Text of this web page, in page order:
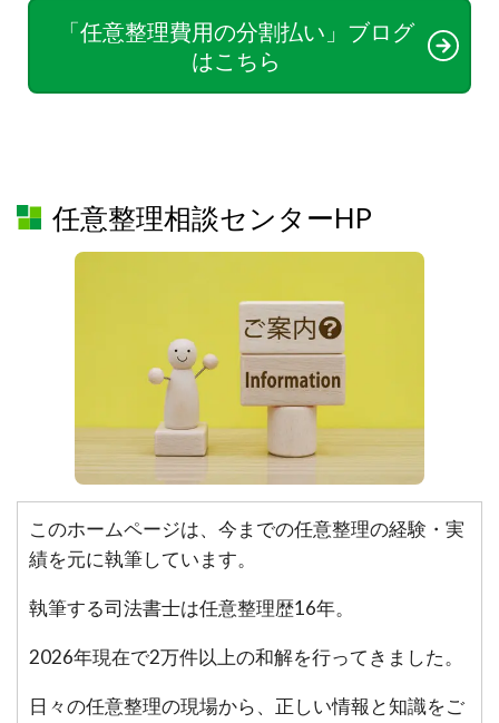
「任意整理費用の分割払い」ブログ
はこちら
任意整理相談センターHP
このホームページは、今までの任意整理の経験・実
績を元に執筆しています。
執筆する司法書士は任意整理歴16年。
2026年現在で2万件以上の和解を行ってきました。
日々の任意整理の現場から、正しい情報と知識をご